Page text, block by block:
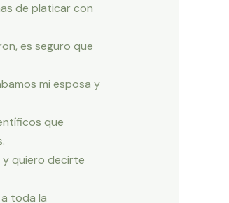
de platicar con
es seguro que
mi esposa y
que
y quiero decirte
toda la